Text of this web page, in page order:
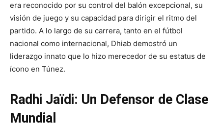
era reconocido por su control del balón excepcional, su
visión de juego y su capacidad para dirigir el ritmo del
partido. A lo largo de su carrera, tanto en el fútbol
nacional como internacional, Dhiab demostró un
liderazgo innato que lo hizo merecedor de su estatus de
ícono en Túnez.
Radhi Jaïdi: Un Defensor de Clase
Mundial